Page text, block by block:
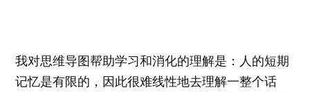
我对思维导图帮助学习和消化的理解是：人的短期
记忆是有限的，因此很难线性地去理解一整个话